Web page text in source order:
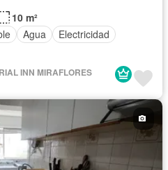
10 m²
Agua
Electricidad
INN MIRAFLORES